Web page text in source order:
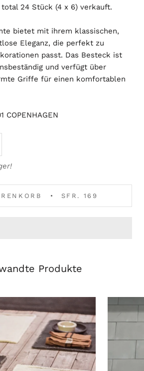
24 Stück (4 x 6) verkauft.
bietet mit ihrem klassischen,
Eleganz, die perfekt zu
passt. Das Besteck ist
und verfügt über
Griffe für einen komfortablen
COPENHAGEN
SFR. 169
Produkte